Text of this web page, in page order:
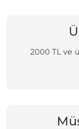
2000 TL ve